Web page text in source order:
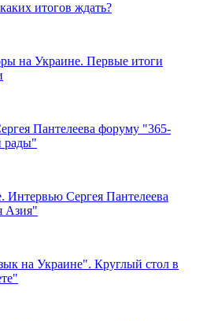
итогов ждать?
на Украине. Первые итоги
Пантелеева форуму "365-
рады"
Интервью Сергея Пантелеева
Азия"
на Украине". Круглый стол в